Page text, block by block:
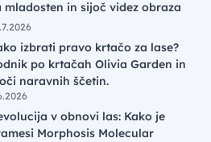
mladosten in sijoč videz obraza
izbrati pravo krtačo za lase?
po krtačah Olivia Garden in
naravnih ščetin.
v obnovi las: Kako je
Morphosis Molecular